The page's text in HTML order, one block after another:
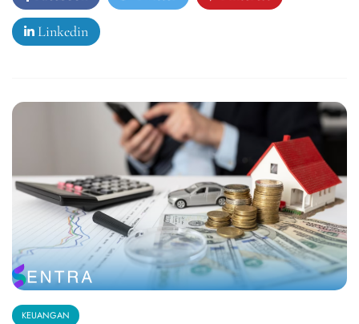
Linkedin
KEUANGAN